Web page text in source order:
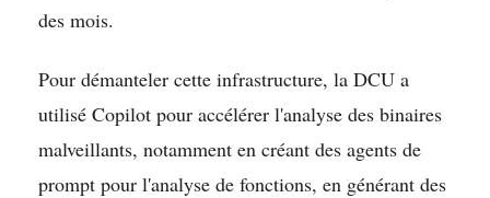
des mois.
Pour démanteler cette infrastructure, la DCU a
utilisé Copilot pour accélérer l'analyse des binaires
malveillants, notamment en créant des agents de
prompt pour l'analyse de fonctions, en générant des